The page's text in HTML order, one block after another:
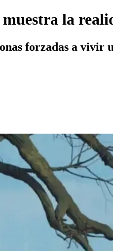
la
forzadas a vivir